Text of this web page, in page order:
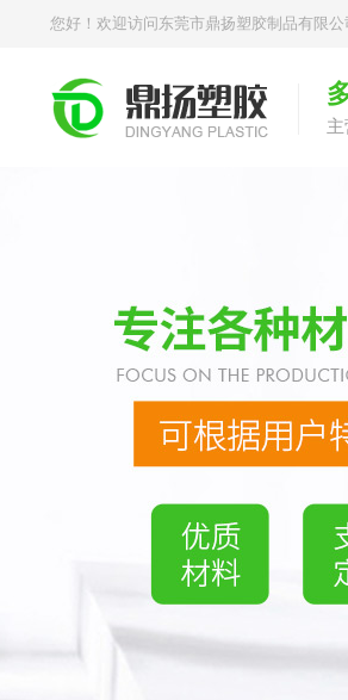
您好！欢迎访问东莞市鼎扬塑胶制品有限公